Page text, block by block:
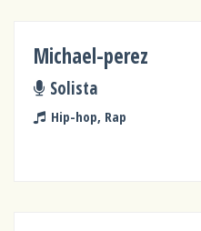
Michael-perez
Solista
Hip-hop, Rap